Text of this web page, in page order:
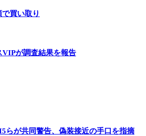
買い取り
VIPが調査結果を報告
らが共同警告、偽装接近の手口を指摘